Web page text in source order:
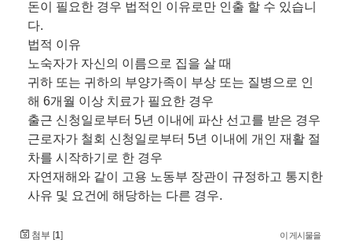
돈이 필요한 경우 법적인 이유로만 인출 할 수 있습니
다.
법적 이유
노숙자가 자신의 이름으로 집을 살 때
귀하 또는 귀하의 부양가족이 부상 또는 질병으로 인
해 6개월 이상 치료가 필요한 경우
출근 신청일로부터 5년 이내에 파산 선고를 받은 경우
근로자가 철회 신청일로부터 5년 이내에 개인 재활 절
차를 시작하기로 한 경우
자연재해와 같이 고용 노동부 장관이 규정하고 통지한
사유 및 요건에 해당하는 다른 경우.
첨부 [1] 이 게시물을